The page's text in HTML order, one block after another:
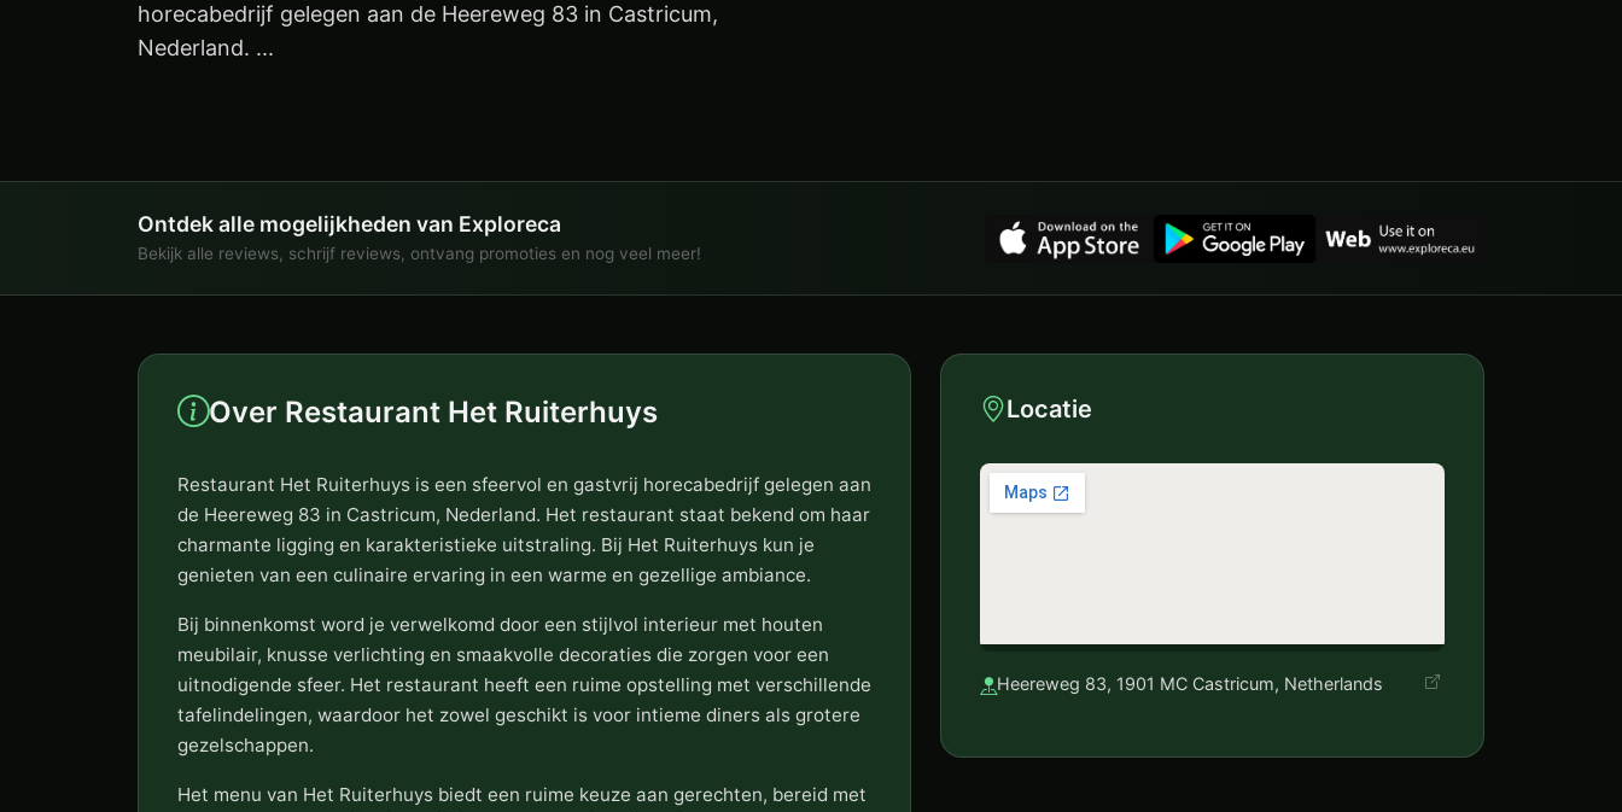
horecabedrijf gelegen aan de Heereweg 83 in Castricum,
Nederland. ...
Ontdek alle mogelijkheden van Exploreca
Bekijk alle reviews, schrijf reviews, ontvang promoties en nog veel meer!
Over Restaurant Het Ruiterhuys
Restaurant Het Ruiterhuys is een sfeervol en gastvrij horecabedrijf gelegen aan
de Heereweg 83 in Castricum, Nederland. Het restaurant staat bekend om haar
charmante ligging en karakteristieke uitstraling. Bij Het Ruiterhuys kun je
genieten van een culinaire ervaring in een warme en gezellige ambiance.
Bij binnenkomst word je verwelkomd door een stijlvol interieur met houten
meubilair, knusse verlichting en smaakvolle decoraties die zorgen voor een
uitnodigende sfeer. Het restaurant heeft een ruime opstelling met verschillende
tafelindelingen, waardoor het zowel geschikt is voor intieme diners als grotere
gezelschappen.
Het menu van Het Ruiterhuys biedt een ruime keuze aan gerechten, bereid met
Locatie
Heereweg 83, 1901 MC Castricum, Netherlands